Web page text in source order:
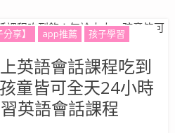
分享】 app推薦 孩子學習
英語會話課程吃到
童皆可全天24小時
英語會話課程